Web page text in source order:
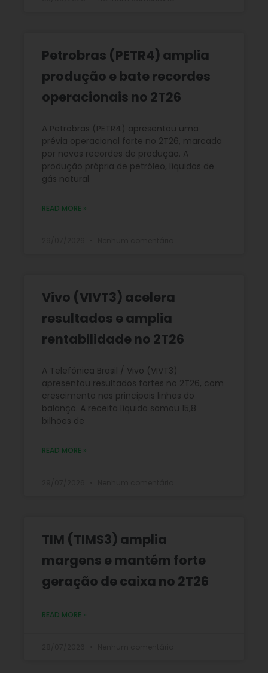
Petrobras (PETR4) amplia
produção e bate recordes
operacionais no 2T26
A Petrobras (PETR4) apresentou uma
prévia operacional forte no 2T26, marcada
por novos recordes de produção. A
produção própria de petróleo, líquidos de
gás natural
READ MORE »
Vivo (VIVT3) acelera
resultados e amplia
rentabilidade no 2T26
A Telefônica Brasil / Vivo (VIVT3)
apresentou resultados fortes no 2T26, com
crescimento nas principais linhas do
balanço. A receita líquida somou 15,8
bilhões de
READ MORE »
TIM (TIMS3) amplia
margens e mantém forte
geração de caixa no 2T26
READ MORE »